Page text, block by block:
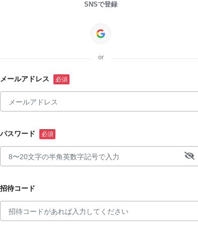
SNSで登録
or
メールアドレス
パスワード
招待コード